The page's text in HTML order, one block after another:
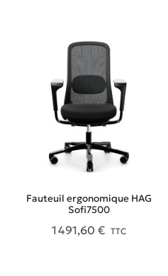
Fauteuil ergonomique HAG
Sofi7500
1 491,60 € TTC